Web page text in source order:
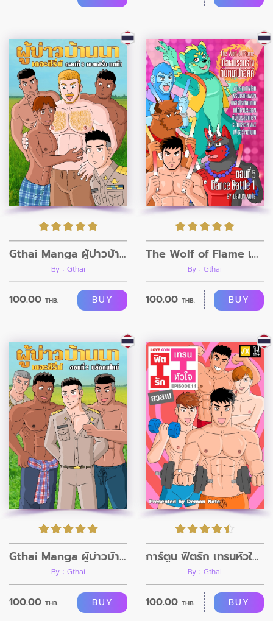
Gthai Manga ผู้บ่าวบ้านนา ตอนที่3
By : Gthai
100.00 THB. BUY
The Wolf of Flame เมื่อผมรวมร่างกับหมาป่าอัคคี ตอนที่5
By : Gthai
100.00 THB. BUY
Gthai Manga ผู้บ่าวบ้านนา ตอนที่2
By : Gthai
100.00 THB. BUY
การ์ตูน ฟิตรัก เทรนหัวใจ ตอนที่11 อวสาน
By : Gthai
100.00 THB. BUY